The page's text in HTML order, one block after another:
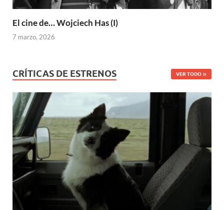
El cine de… Wojciech Has (I)
7 marzo, 2026
CRÍTICAS DE ESTRENOS VER TODO